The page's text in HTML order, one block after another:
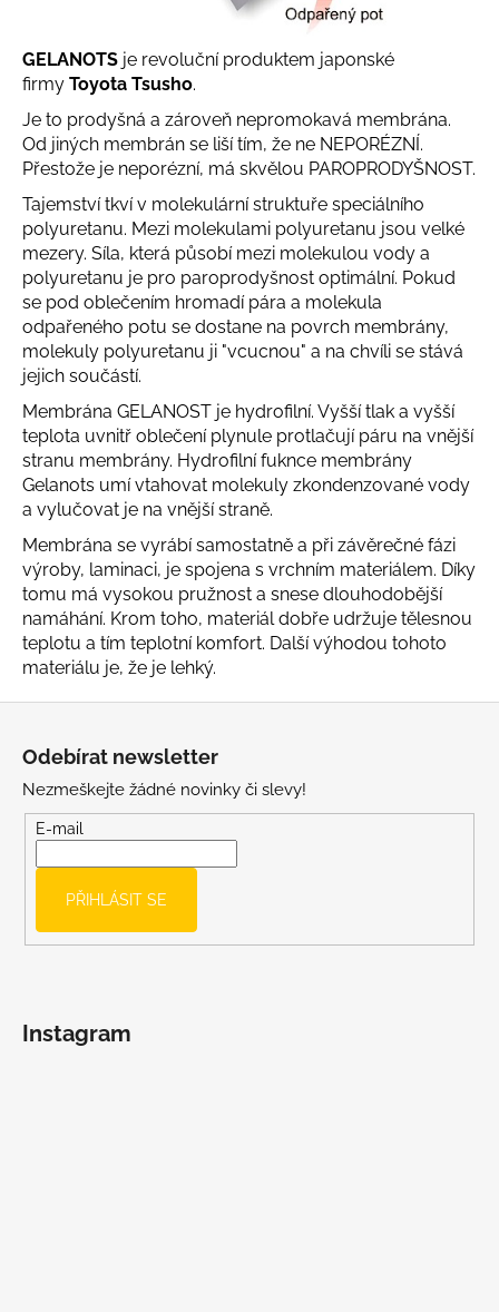
GELANOTS je revoluční produktem japonské
firmy Toyota Tsusho.
Je to prodyšná a zároveň nepromokavá membrána.
Od jiných membrán se liší tím, že ne NEPORÉZNÍ.
Přestože je neporézní, má skvělou PAROPRODYŠNOST.
Tajemství tkví v molekulární struktuře speciálního
polyuretanu. Mezi molekulami polyuretanu jsou velké
mezery. Síla, která působí mezi molekulou vody a
polyuretanu je pro paroprodyšnost optimální. Pokud
se pod oblečením hromadí pára a molekula
odpařeného potu se dostane na povrch membrány,
molekuly polyuretanu ji "vcucnou" a na chvíli se stává
jejich součástí.
Membrána GELANOST je hydrofilní. Vyšší tlak a vyšší
teplota uvnitř oblečení plynule protlačují páru na vnější
stranu membrány. Hydrofilní fuknce membrány
Gelanots umí vtahovat molekuly zkondenzované vody
a vylučovat je na vnější straně.
Membrána se vyrábí samostatně a při závěrečné fázi
výroby, laminaci, je spojena s vrchním materiálem. Díky
tomu má vysokou pružnost a snese dlouhodobější
namáhání. Krom toho, materiál dobře udržuje tělesnou
teplotu a tím teplotní komfort. Další výhodou tohoto
materiálu je, že je lehký.
j
í
t
?
HLEDAT
D
o
p
o
r
u
č
j
e
m
e
RYCHLESCHNOUCÍ
TYRKYSOVÉ
KORÁLKY
695
Kč
Odebírat newsletter
Nezmeškejte žádné novinky či slevy!
E-mail
PŘIHLÁSIT SE
Instagram